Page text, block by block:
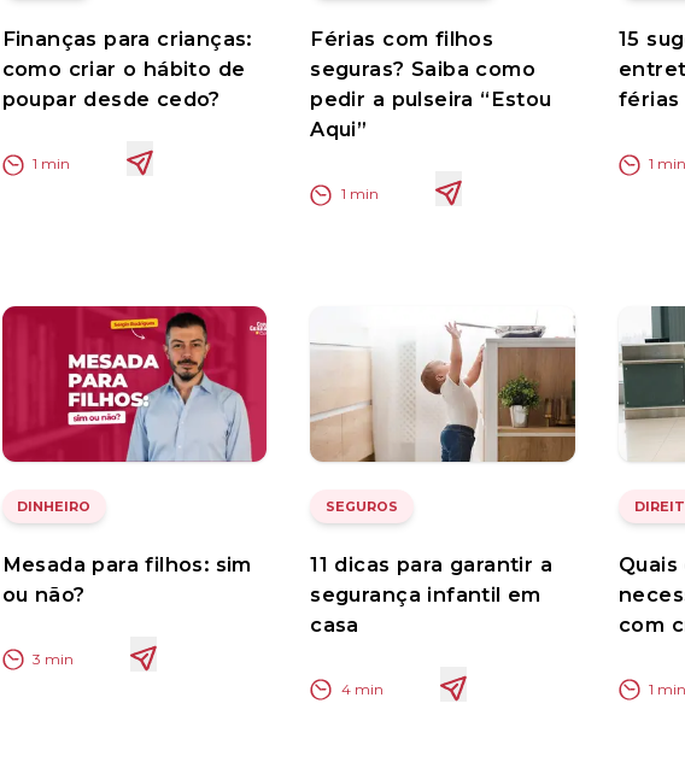
Finanças para crianças:
como criar o hábito de
poupar desde cedo?
1 min
Férias com filhos
seguras? Saiba como
pedir a pulseira “Estou
Aqui”
1 min
15
férias
1 min
DINHEIRO
Mesada para filhos: sim
ou não?
3 min
SEGUROS
11 dicas para garantir a
segurança infantil em
casa
4min
com
1 min